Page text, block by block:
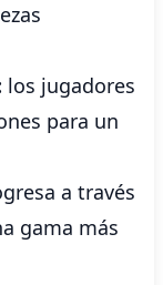
los jugadores
para un
a través
gama más